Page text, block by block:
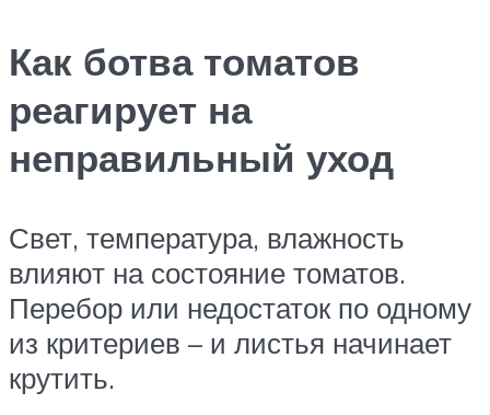
Как ботва томатов
реагирует на
неправильный уход
Свет, температура, влажность
влияют на состояние томатов.
Перебор или недостаток по одному
из критериев – и листья начинает
крутить.